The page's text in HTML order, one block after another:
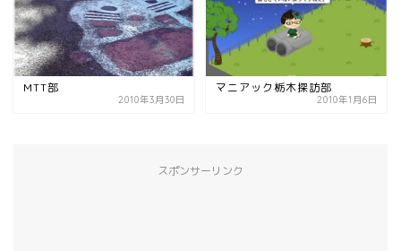
MTT部
2010年3月30日
マニアック栃木探訪部
2010年1月6日
スポンサーリンク